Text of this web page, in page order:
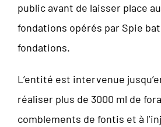
public avant de laisser place
fondations opérés par Spie
fondations.
L’entité est intervenue
réaliser plus de 3000 ml de
comblements de fontis et à